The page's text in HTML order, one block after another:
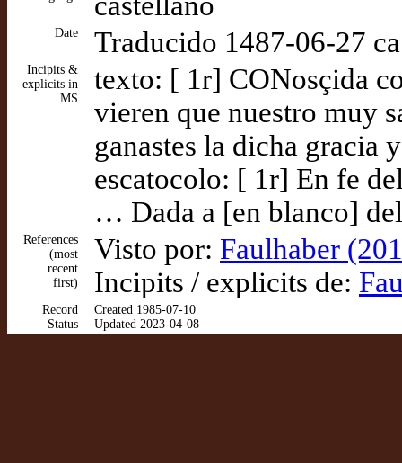
Date Traducido 1487-06-27
Incipits &
explicits in
MS
texto: [ 1r] CONosçida
vieren que nuestro muy
ganastes la dicha gracia
escatocolo: [ 1r] En fe
… Dada a [en blanco]
References
(most
recent
first)
Visto por: Faulhaber
Incipits / explicits de:
Record
Status
Created 1985-07-10
Updated 2023-04-08